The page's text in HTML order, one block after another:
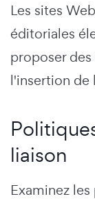
Les sites
éditoriales
proposer
l'insertion de
liaison
Examinez